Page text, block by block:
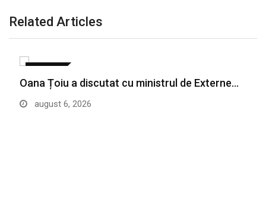
Related Articles
Oana Țoiu a discutat cu ministrul de Externe…
august 6, 2026